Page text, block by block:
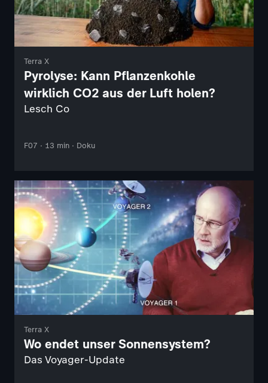
Terra X
Pyrolyse: Kann Pflanzenkohle
wirklich CO2 aus der Luft holen?
Lesch Co
F07 · 13 min · Doku
Terra X
Wo endet unser Sonnensystem?
Das Voyager-Update